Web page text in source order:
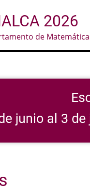
2026
de
junio al 3